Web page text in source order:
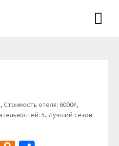
Стоимость отеля: 6000₽,
5, Лучший сезон: